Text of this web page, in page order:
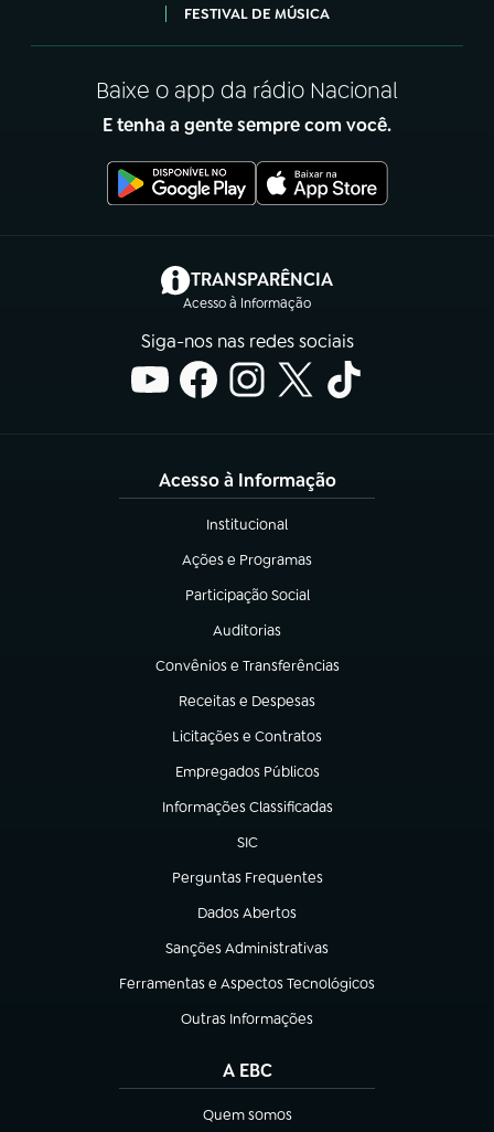
FESTIVAL DE MÚSICA
Baixe o app da rádio Nacional
E tenha a gente sempre com você.
TRANSPARÊNCIA
Acesso à Informação
(abre em nova aba)
Siga-nos nas redes sociais
Acesso à Informação
Institucional
(abre em nova aba)
Ações e Programas
(abre em nova aba)
Participação Social
(abre em nova aba)
Auditorias
(abre em nova aba)
Convênios e Transferências
(abre em nova aba)
Receitas e Despesas
(abre em nova aba)
Licitações e Contratos
(abre em nova aba)
Empregados Públicos
(abre em nova aba)
Informações Classificadas
(abre em nova aba)
SIC
(abre em nova aba)
Perguntas Frequentes
(abre em nova aba)
Dados Abertos
(abre em nova aba)
Sanções Administrativas
(abre em nova aba)
Ferramentas e Aspectos Tecnológicos
(abre em nova aba)
Outras Informações
(abre em nova aba)
A EBC
Quem somos
(abre em nova aba)